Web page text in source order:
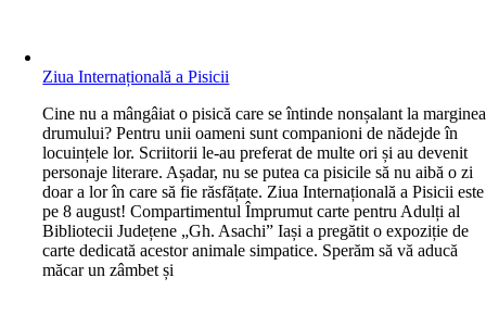
Ziua Internațională a Pisicii
Cine nu a mângâiat o pisică care se întinde nonșalant la marginea
drumului? Pentru unii oameni sunt companioni de nădejde în
locuințele lor. Scriitorii le-au preferat de multe ori și au devenit
personaje literare. Așadar, nu se putea ca pisicile să nu aibă o zi
doar a lor în care să fie răsfățate. Ziua Internațională a Pisicii este
pe 8 august! Compartimentul Împrumut carte pentru Adulți al
Bibliotecii Județene „Gh. Asachi” Iași a pregătit o expoziție de
carte dedicată acestor animale simpatice. Sperăm să vă aducă
măcar un zâmbet și